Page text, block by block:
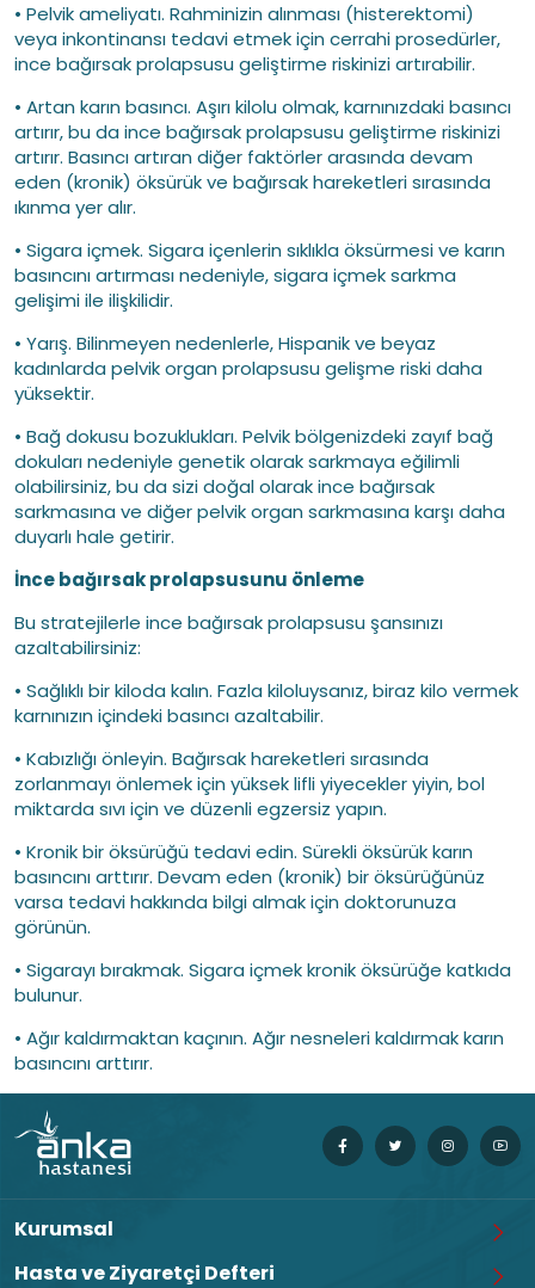
• Pelvik ameliyatı. Rahminizin alınması (histerektomi)
veya inkontinansı tedavi etmek için cerrahi prosedürler,
ince bağırsak prolapsusu geliştirme riskinizi artırabilir.
• Artan karın basıncı. Aşırı kilolu olmak, karnınızdaki basıncı
artırır, bu da ince bağırsak prolapsusu geliştirme riskinizi
artırır. Basıncı artıran diğer faktörler arasında devam
eden (kronik) öksürük ve bağırsak hareketleri sırasında
ıkınma yer alır.
• Sigara içmek. Sigara içenlerin sıklıkla öksürmesi ve karın
basıncını artırması nedeniyle, sigara içmek sarkma
gelişimi ile ilişkilidir.
• Yarış. Bilinmeyen nedenlerle, Hispanik ve beyaz
kadınlarda pelvik organ prolapsusu gelişme riski daha
yüksektir.
• Bağ dokusu bozuklukları. Pelvik bölgenizdeki zayıf bağ
dokuları nedeniyle genetik olarak sarkmaya eğilimli
olabilirsiniz, bu da sizi doğal olarak ince bağırsak
sarkmasına ve diğer pelvik organ sarkmasına karşı daha
duyarlı hale getirir.
İnce bağırsak prolapsusunu önleme
Bu stratejilerle ince bağırsak prolapsusu şansınızı
azaltabilirsiniz:
• Sağlıklı bir kiloda kalın. Fazla kiloluysanız, biraz kilo vermek
karnınızın içindeki basıncı azaltabilir.
• Kabızlığı önleyin. Bağırsak hareketleri sırasında
zorlanmayı önlemek için yüksek lifli yiyecekler yiyin, bol
miktarda sıvı için ve düzenli egzersiz yapın.
• Kronik bir öksürüğü tedavi edin. Sürekli öksürük karın
basıncını arttırır. Devam eden (kronik) bir öksürüğünüz
varsa tedavi hakkında bilgi almak için doktorunuza
görünün.
• Sigarayı bırakmak. Sigara içmek kronik öksürüğe katkıda
bulunur.
• Ağır kaldırmaktan kaçının. Ağır nesneleri kaldırmak karın
basıncını arttırır.
Kurumsal
Hasta ve Ziyaretçi Defteri